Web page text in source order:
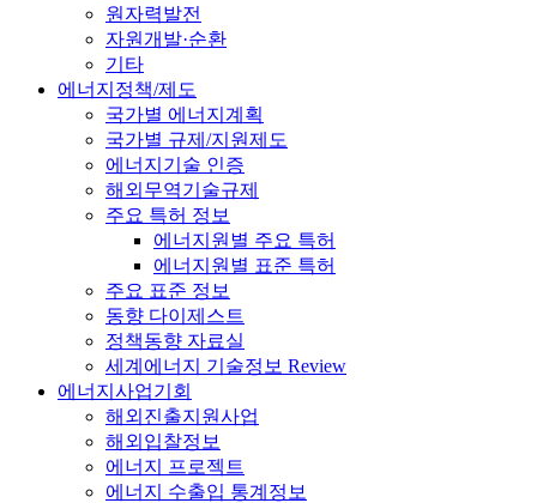
원자력발전
자원개발·순환
기타
에너지정책/제도
국가별 에너지계획
국가별 규제/지원제도
에너지기술 인증
해외무역기술규제
주요 특허 정보
에너지원별 주요 특허
에너지원별 표준 특허
주요 표준 정보
동향 다이제스트
정책동향 자료실
세계에너지 기술정보 Review
에너지사업기회
해외진출지원사업
해외입찰정보
에너지 프로젝트
에너지 수출입 통계정보